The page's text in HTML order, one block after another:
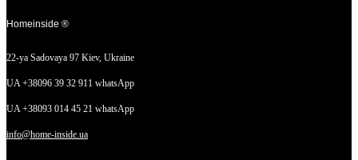
Homeinside ®
22-ya Sadovaya 97 Kiev, Ukraine
UA +38096 39 32 911 whatsApp
UA +38093 014 45 21 whatsApp
info@home-inside.ua